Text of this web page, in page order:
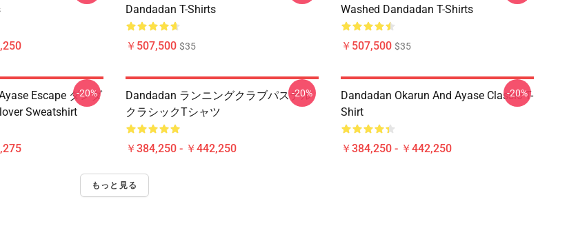
Dandadan T-Shirts
￥507,500 $35
Washed Dandadan T-Shirts
￥507,500 $35
Escape ダンダ
Sweatshirt
-20%
Dandadan ランニングクラブパステル
クラシックTシャツ
￥384,250 - ￥442,250
-20%
Dandadan Okarun And Ayase Classic T-
Shirt
￥384,250 - ￥442,250
-20%
もっと見る